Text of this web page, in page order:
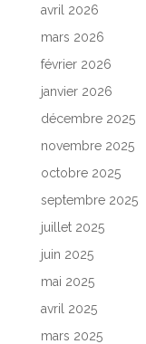
avril 2026
mars 2026
février 2026
janvier 2026
décembre 2025
novembre 2025
octobre 2025
septembre 2025
juillet 2025
juin 2025
mai 2025
avril 2025
mars 2025